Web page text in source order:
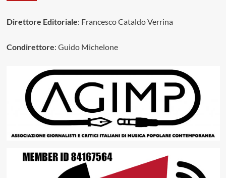
Direttore Editoriale: Francesco Cataldo Verrina
Condirettore: Guido Michelone